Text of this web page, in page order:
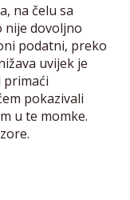
na čelu sa
nije dovoljno
podatni, preko
uvijek je
primaći
pokazivali
u te momke.